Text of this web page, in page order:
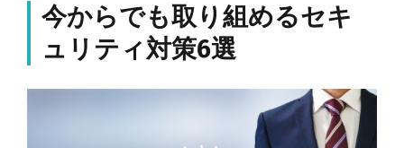
今からでも取り組めるセキ
ュリティ対策6選